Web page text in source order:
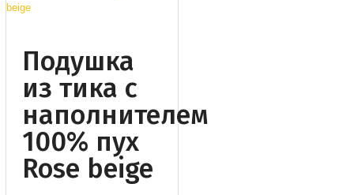
Подушка
из тика с
наполнителем
100% пух
Rose beige